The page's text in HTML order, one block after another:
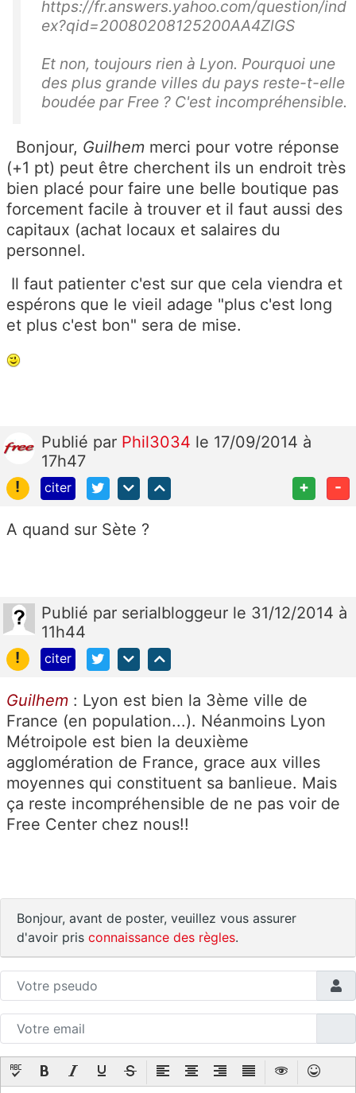
https://fr.answers.yahoo.com/question/ind
ex?qid=20080208125200AA4ZlGS
Et non, toujours rien à Lyon. Pourquoi une
des plus grande villes du pays reste-t-elle
boudée par Free ? C'est incompréhensible.
Bonjour, Guilhem merci pour votre réponse
(+1 pt) peut être cherchent ils un endroit très
bien placé pour faire une belle boutique pas
forcement facile à trouver et il faut aussi des
capitaux (achat locaux et salaires du
personnel.
Il faut patienter c'est sur que cela viendra et
espérons que le vieil adage "plus c'est long
et plus c'est bon" sera de mise.
Publié par Phil3034 le 17/09/2014 à
17h47
!
citer + -
A quand sur Sète ?
Publié par serialbloggeur le 31/12/2014 à
11h44
!
citer
Guilhem : Lyon est bien la 3ème ville de
France (en population...). Néanmoins Lyon
Métroipole est bien la deuxième
agglomération de France, grace aux villes
moyennes qui constituent sa banlieue. Mais
ça reste incompréhensible de ne pas voir de
Free Center chez nous!!
Bonjour, avant de poster, veuillez vous assurer
d'avoir pris connaissance des règles.